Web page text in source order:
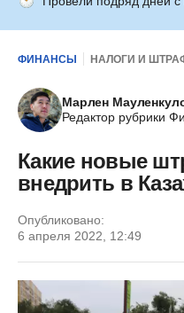
ФИНАНСЫ НАЛОГИ И
Марлен
Редактор рубрики
Какие новые
внедрить в
Опубликовано:
6 апреля 2022, 12:49